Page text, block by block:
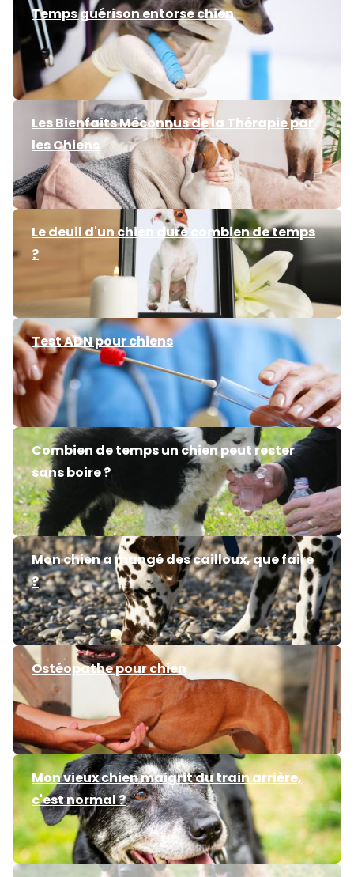
Temps guérison entorse chien
Les Bienfaits Méconnus de la Thérapie par
les Chiens
Le deuil d'un chien dure combien de temps
?
Test ADN pour chiens
Combien de temps un chien peut rester
sans boire ?
Mon chien a mangé des cailloux, que faire
?
Ostéopathe pour chien
Mon vieux chien maigrit du train arrière,
c'est normal ?